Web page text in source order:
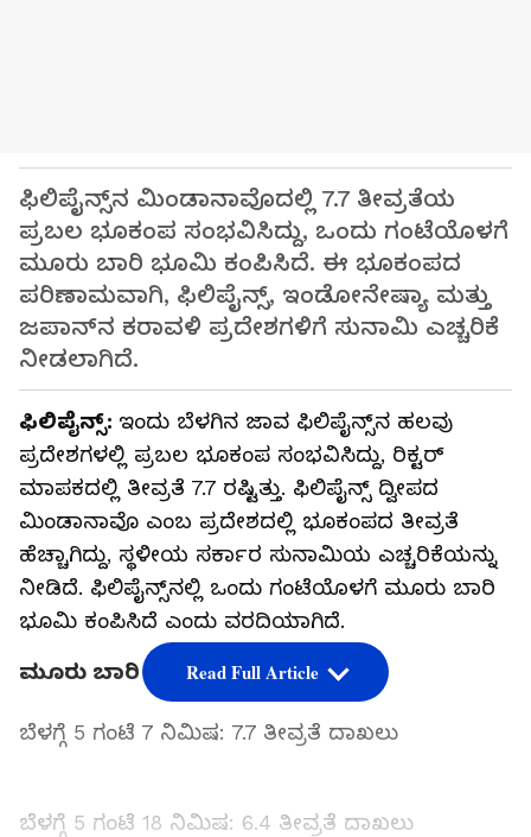
ಫಿಲಿಪೈನ್ಸ್‌ನ ಮಿಂಡಾನಾವೊದಲ್ಲಿ 7.7 ತೀವ್ರತೆಯ
ಪ್ರಬಲ ಭೂಕಂಪ ಸಂಭವಿಸಿದ್ದು, ಒಂದು ಗಂಟೆಯೊಳಗೆ
ಮೂರು ಬಾರಿ ಭೂಮಿ ಕಂಪಿಸಿದೆ. ಈ ಭೂಕಂಪದ
ಪರಿಣಾಮವಾಗಿ, ಫಿಲಿಪೈನ್ಸ್, ಇಂಡೋನೇಷ್ಯಾ ಮತ್ತು
ಜಪಾನ್‌ನ ಕರಾವಳಿ ಪ್ರದೇಶಗಳಿಗೆ ಸುನಾಮಿ ಎಚ್ಚರಿಕೆ
ನೀಡಲಾಗಿದೆ.
ಫಿಲಿಪೈನ್ಸ್: ಇಂದು ಬೆಳಗಿನ ಜಾವ ಫಿಲಿಪೈನ್ಸ್‌ನ ಹಲವು
ಪ್ರದೇಶಗಳಲ್ಲಿ ಪ್ರಬಲ ಭೂಕಂಪ ಸಂಭವಿಸಿದ್ದು, ರಿಕ್ಟರ್
ಮಾಪಕದಲ್ಲಿ ತೀವ್ರತೆ 7.7 ರಷ್ಟಿತ್ತು. ಫಿಲಿಪೈನ್ಸ್ ದ್ವೀಪದ
ಮಿಂಡಾನಾವೊ ಎಂಬ ಪ್ರದೇಶದಲ್ಲಿ ಭೂಕಂಪದ ತೀವ್ರತೆ
ಹೆಚ್ಚಾಗಿದ್ದು, ಸ್ಥಳೀಯ ಸರ್ಕಾರ ಸುನಾಮಿಯ ಎಚ್ಚರಿಕೆಯನ್ನು
ನೀಡಿದೆ. ಫಿಲಿಪೈನ್ಸ್‌ನಲ್ಲಿ ಒಂದು ಗಂಟೆಯೊಳಗೆ ಮೂರು ಬಾರಿ
ಭೂಮಿ ಕಂಪಿಸಿದೆ ಎಂದು ವರದಿಯಾಗಿದೆ.
ಮೂರು ಬಾರಿ ಕಂಪನ
ಬೆಳಗ್ಗೆ 5 ಗಂಟೆ 7 ನಿಮಿಷ: 7.7 ತೀವ್ರತೆ ದಾಖಲು
ಬೆಳಗ್ಗೆ 5 ಗಂಟೆ 18 ನಿಮಿಷ: 6.4 ತೀವ್ರತೆ ದಾಖಲು
Read Full Article